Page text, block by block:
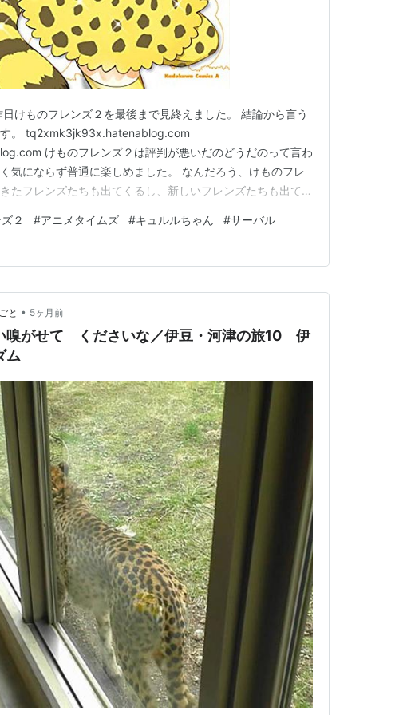
けものフレンズ２を最後まで見終えました。 結論から言う
す。 tq2xmk3jk93x.hatenablog.com
けものフレンズ２は評判が悪いだのどうだのって言わ
気にならず普通に楽しめました。 なんだろう、けものフレ
たフレンズたちも出てくるし、新しいフレンズたちも出てき
くるのですが、ドラミングとかもしてましたね！（笑） あ
２ #アニメタイムズ #キュルルちゃん #サーバル
と • 5ヶ月前
嗅がせて くださいな／伊豆・河津の旅10 伊
ム